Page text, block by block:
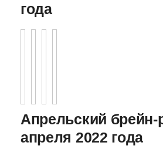
года
Апрельский брейн-
апреля 2022 года